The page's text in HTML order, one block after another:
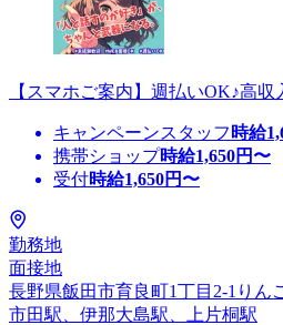
【スマホご案内】週払いOK♪高収
キャンペーンスタッフ 時給
携帯ショップ時給1,650円〜
受付時給1,650円〜
勤務地
面接地
長野県飯田市育良町1丁目2-1りん
市田駅、伊那大島駅、上片桐駅